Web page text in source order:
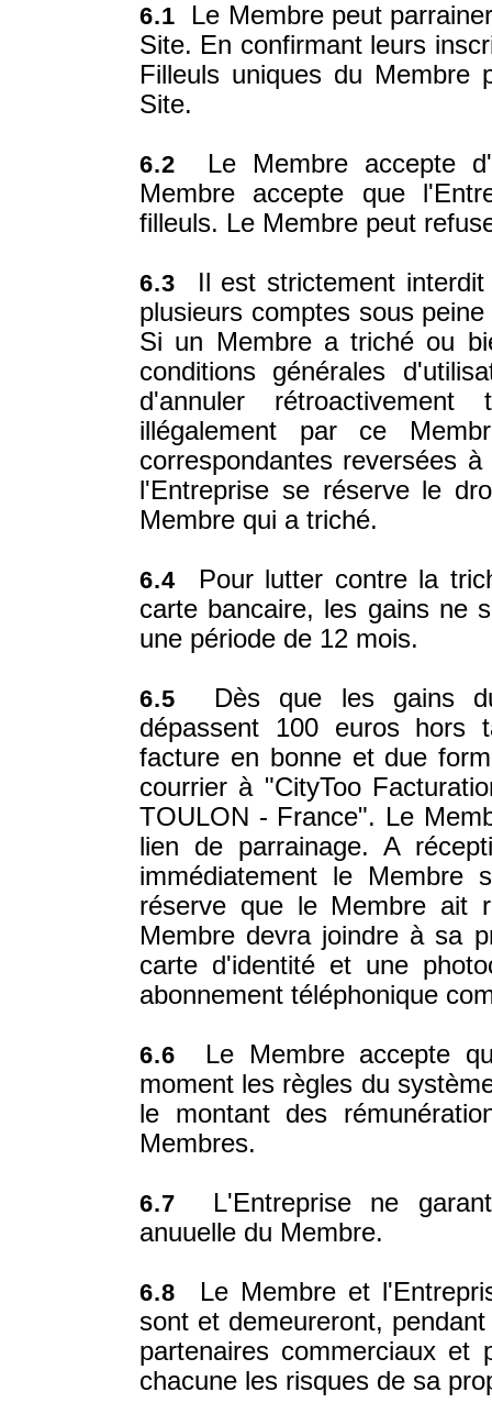
6.1 Le Membre peut
Site. En confirmant leurs
Filleuls uniques du Membre
Site.
6.2 Le Membre accepte
Membre accepte que
filleuls. Le Membre peut
6.3 Il est strictement
plusieurs comptes sous
Si un Membre a triché ou
conditions générales
d'annuler
illégalement par ce
correspondantes reversées
l'Entreprise se réserve le
Membre qui a triché.
6.4 Pour lutter contre la
carte bancaire, les gains ne
une période de 12 mois.
6.5 Dès que les gains du
dépassent 100 euros hors
facture en bonne et due
courrier à "CityToo
TOULON - France". Le
lien de parrainage. A
immédiatement le
réserve que le Membre ait
Membre devra joindre à sa
carte d'identité et une
abonnement téléphonique
6.6 Le Membre accepte
moment les règles du
le montant des
Membres.
6.7 L'Entreprise ne
anuuelle du Membre.
6.8 Le Membre et
sont et demeureront,
partenaires commerciaux et
chacune les risques de sa